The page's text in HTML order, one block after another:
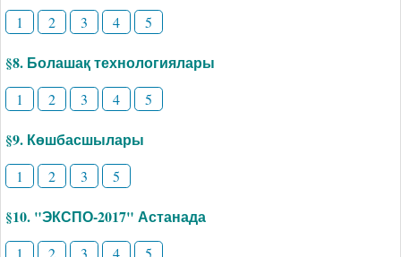
1 2 3 4 5
§8. Болашақ технологиялары
1 2 3 4 5
§9. Көшбасшылары
1 2 3 5
§10. "ЭКСПО-2017" Астанада
1 2 3 4 5